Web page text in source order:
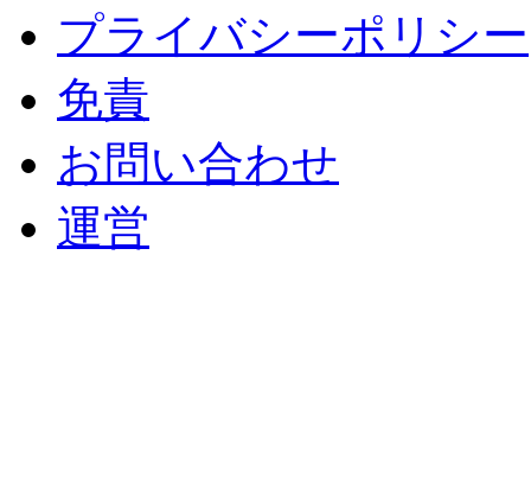
プライバシーポリシー
免責
お問い合わせ
運営